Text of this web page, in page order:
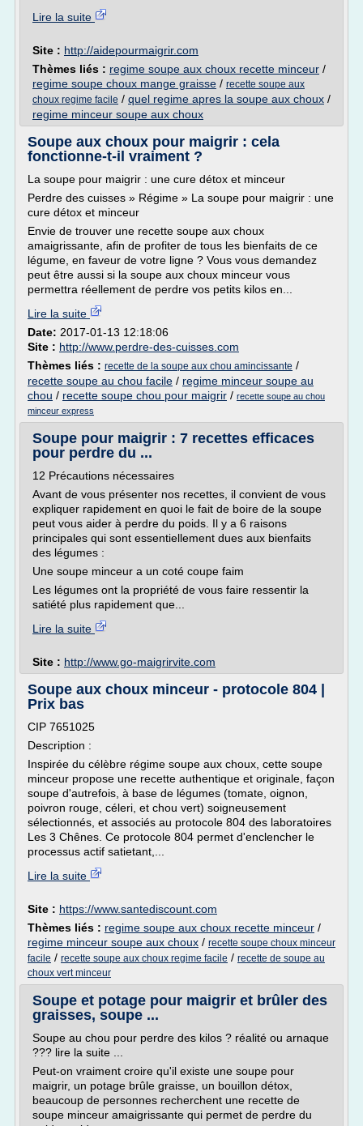
Lire la suite
Site : http://aidepourmaigrir.com
Thèmes liés : regime soupe aux choux recette minceur /
regime soupe choux mange graisse / recette soupe aux
choux regime facile / quel regime apres la soupe aux choux /
regime minceur soupe aux choux
Soupe aux choux pour maigrir : cela
fonctionne-t-il vraiment ?
La soupe pour maigrir : une cure détox et minceur
Perdre des cuisses » Régime » La soupe pour maigrir : une
cure détox et minceur
Envie de trouver une recette soupe aux choux
amaigrissante, afin de profiter de tous les bienfaits de ce
légume, en faveur de votre ligne ? Vous vous demandez
peut être aussi si la soupe aux choux minceur vous
permettra réellement de perdre vos petits kilos en...
Lire la suite
Date: 2017-01-13 12:18:06
Site : http://www.perdre-des-cuisses.com
Thèmes liés : recette de la soupe aux chou amincissante /
recette soupe au chou facile / regime minceur soupe au
chou / recette soupe chou pour maigrir / recette soupe au chou
minceur express
Soupe pour maigrir : 7 recettes efficaces
pour perdre du ...
12 Précautions nécessaires
Avant de vous présenter nos recettes, il convient de vous
expliquer rapidement en quoi le fait de boire de la soupe
peut vous aider à perdre du poids. Il y a 6 raisons
principales qui sont essentiellement dues aux bienfaits
des légumes :
Une soupe minceur a un coté coupe faim
Les légumes ont la propriété de vous faire ressentir la
satiété plus rapidement que...
Lire la suite
Site : http://www.go-maigrirvite.com
Soupe aux choux minceur - protocole 804 |
Prix bas
CIP 7651025
Description :
Inspirée du célèbre régime soupe aux choux, cette soupe
minceur propose une recette authentique et originale, façon
soupe d'autrefois, à base de légumes (tomate, oignon,
poivron rouge, céleri, et chou vert) soigneusement
sélectionnés, et associés au protocole 804 des laboratoires
Les 3 Chênes. Ce protocole 804 permet d'enclencher le
processus actif satietant,...
Lire la suite
Site : https://www.santediscount.com
Thèmes liés : regime soupe aux choux recette minceur /
regime minceur soupe aux choux / recette soupe choux minceur
facile / recette soupe aux choux regime facile / recette de soupe au
choux vert minceur
Soupe et potage pour maigrir et brûler des
graisses, soupe ...
Soupe au chou pour perdre des kilos ? réalité ou arnaque
??? lire la suite ...
Peut-on vraiment croire qu'il existe une soupe pour
maigrir, un potage brûle graisse, un bouillon détox,
beaucoup de personnes recherchent une recette de
soupe minceur amaigrissante qui permet de perdre du